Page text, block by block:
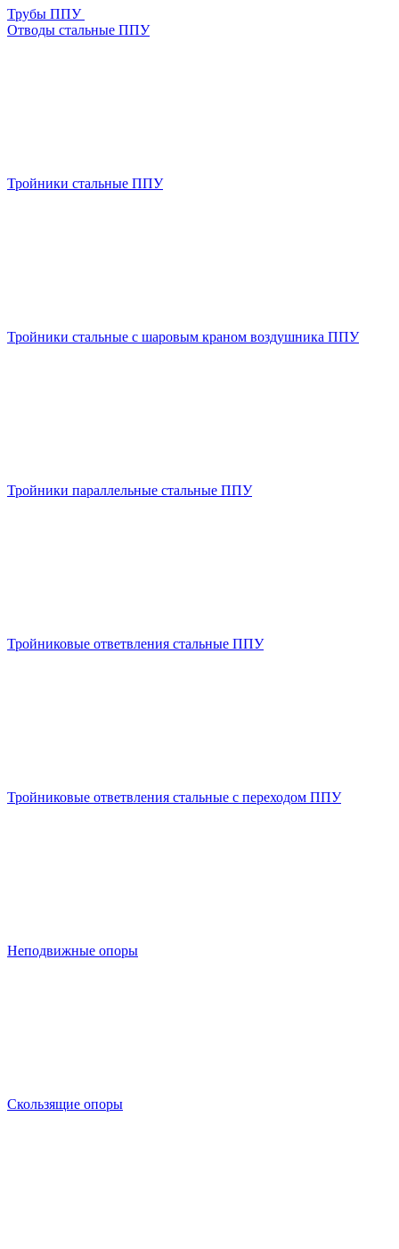
Трубы ППУ
Отводы стальные ППУ
Тройники стальные ППУ
Тройники стальные с шаровым краном воздушника ППУ
Тройники параллельные стальные ППУ
Тройниковые ответвления стальные ППУ
Тройниковые ответвления стальные с переходом ППУ
Неподвижные опоры
Скользящие опоры